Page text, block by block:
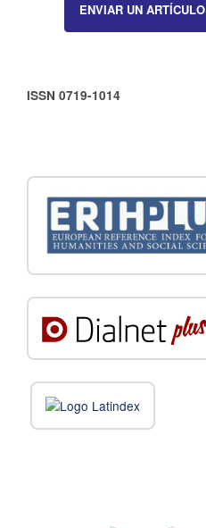
ENVIAR UN ARTÍCULO
ISSN 0719-1014